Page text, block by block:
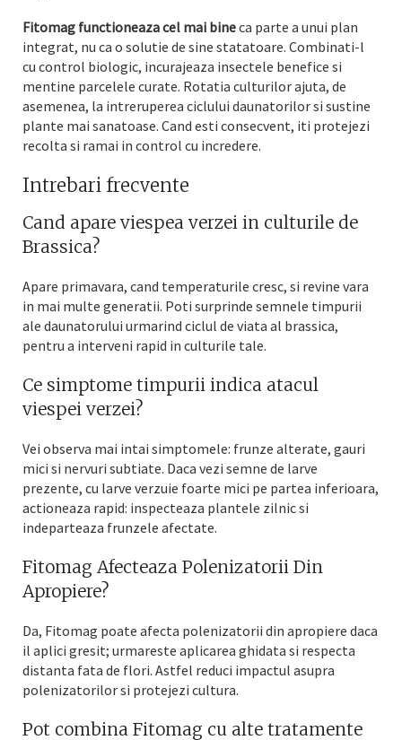
Fitomag functioneaza cel mai bineca parte a unui plan
integrat, nu ca o solutie de sine statatoare. Combinati-l
cu control biologic, incurajeaza insectele benefice si
mentine parcelele curate. Rotatia culturilor ajuta, de
asemenea, la intreruperea ciclului daunatorilor si sustine
plante mai sanatoase. Cand esti consecvent, iti protejezi
recolta si ramai in control cu incredere.
Intrebari frecvente
Cand apare viespea verzei in culturile de
Brassica?
Apare primavara, cand temperaturile cresc, si revine vara
in mai multe generatii. Poti surprinde semnele timpurii
ale daunatorului urmarind ciclul de viata al brassica,
pentru a interveni rapid in culturile tale.
Ce simptome timpurii indica atacul
viespei verzei?
Vei observa mai intai simptomele: frunze alterate, gauri
mici si nervuri subtiate. Daca vezi semne de larve
prezente, cu larve verzuie foarte mici pe partea inferioara,
actioneaza rapid: inspecteaza plantele zilnic si
indeparteaza frunzele afectate.
Fitomag Afecteaza Polenizatorii Din
Apropiere?
Da, Fitomag poate afecta polenizatorii din apropiere daca
il aplici gresit; urmareste aplicarea ghidata si respecta
distanta fata de flori. Astfel reduci impactul asupra
polenizatorilor si protejezi cultura.
Pot combina Fitomag cu alte tratamente